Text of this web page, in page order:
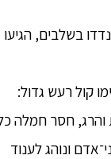
בשלבים, הגיעו
קול רעש גדול:
והרג, חסר חמלה
ונוהג לענוד